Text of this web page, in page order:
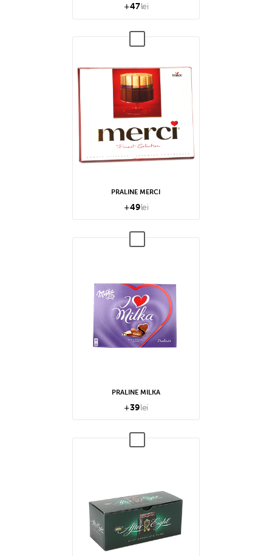
+47lei
PRALINE MERCI
+49lei
PRALINE MILKA
+39lei